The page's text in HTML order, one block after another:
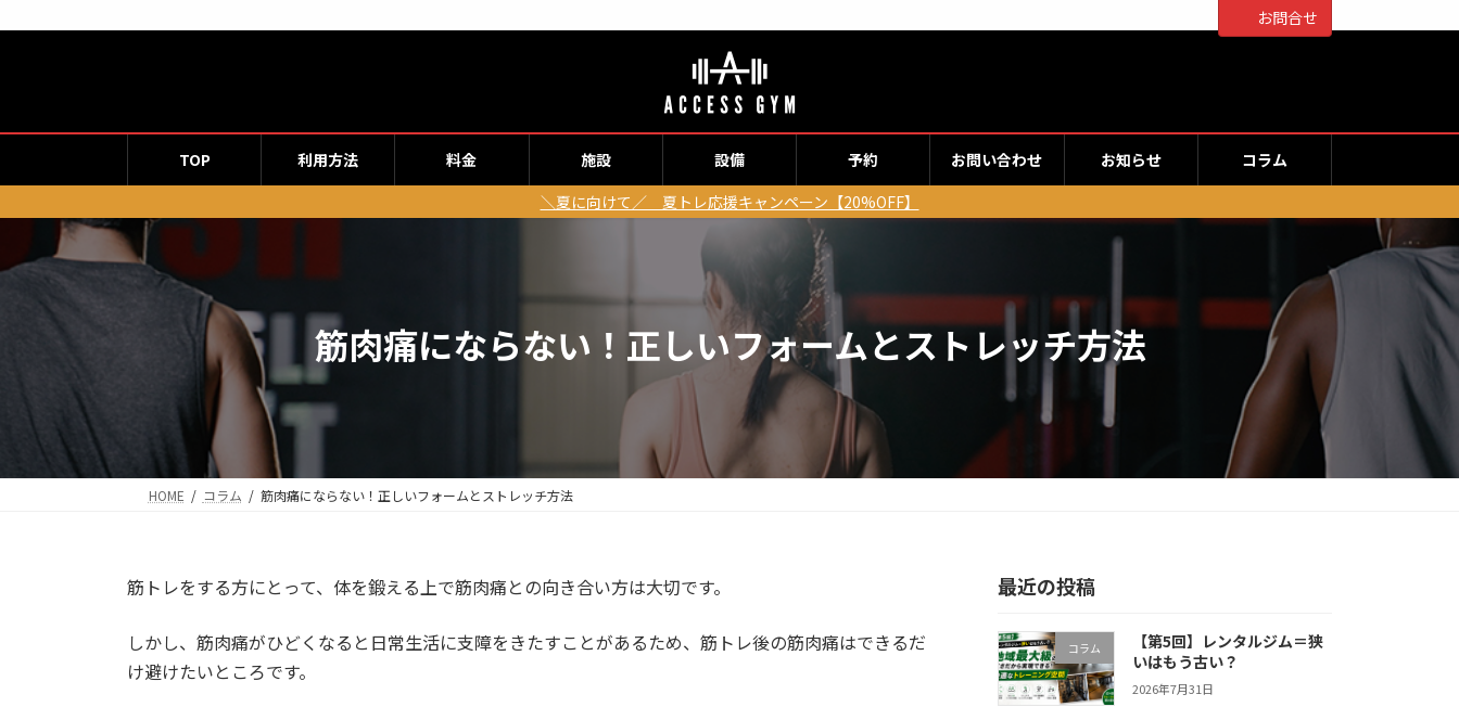
ン
へ
キ
ッ
ビ
ョ
に
移
お問合せ
TOP 利用方法 料金 施設 設備 予約 お問い合わせ お知らせ
コラム
＼夏に向けて／ 夏トレ応援キャンペーン【20%OFF】
筋肉痛にならない！正しいフォームとストレッチ方法
HOME コラム 筋肉痛にならない！正しいフォームとストレッチ方法
筋トレをする方にとって、体を鍛える上で筋肉痛との向き合い方は大切です。
しかし、筋肉痛がひどくなると日常生活に支障をきたすことがあるため、筋トレ後の筋肉痛はできるだ
け避けたいところです。
最近の投稿
コラム
【第5回】レンタルジム＝狭
いはもう古い？
2026年7月31日